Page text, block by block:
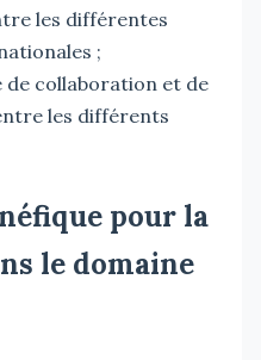
les différentes
;
de collaboration et de
les différents
pour la
le domaine